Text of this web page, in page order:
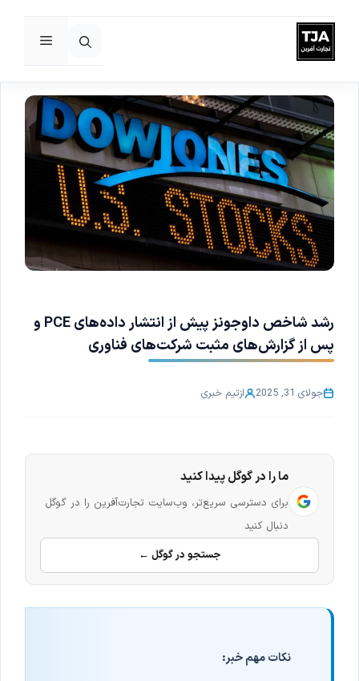
پرش
به
محتوا
فهرست
رشد شاخص داوجونز پیش از انتشار داده‌های PCE و
پس از گزارش‌های مثبت شرکت‌های فناوری
جولای 31, 2025 ازتیم خبری
ما را در گوگل پیدا کنید
برای دسترسی سریع‌تر، وب‌سایت تجارت‌آفرین را در گوگل
دنبال کنید
جستجو در گوگل ←
نکات مهم خبر: